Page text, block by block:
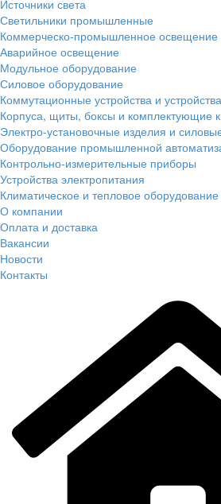
Источники света
Светильники промышленные
Коммерческо-промышленное освещение
Аварийное освещение
Модульное оборудование
Силовое оборудование
Коммутационные устройства и
Корпуса, щиты, боксы и комплектующие
Электро-установочные изделия и
Оборудование промышленной
Контрольно-измерительные приборы
Устройства электропитания
Климатическое и тепловое оборудование
О компании
Оплата и доставка
Вакансии
Новости
Контакты